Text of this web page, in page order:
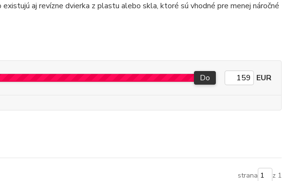
aj revízne dvierka z plastu alebo skla, ktoré sú vhodné pre menej náročné
Do EUR
strana z 1